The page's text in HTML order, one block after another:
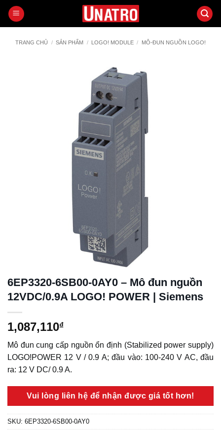
qua
dungTRANG CHỦ / SẢN PHẨM / LOGO! MODULE / MÔ-ĐUN NGUỒN LOGO!
6EP3320-6SB00-0AY0 – Mô đun nguồn
12VDC/0.9A LOGO! POWER | Siemens
1,087,110₫
Mô đun cung cấp nguồn ổn định (Stabilized power supply)
LOGO!POWER 12 V / 0.9 A; đầu vào: 100-240 V AC, đầu
ra: 12 V DC/ 0.9 A.
Vui lòng liên hệ để nhận được giá tốt hơn!
SKU: 6EP3320-6SB00-0AY0